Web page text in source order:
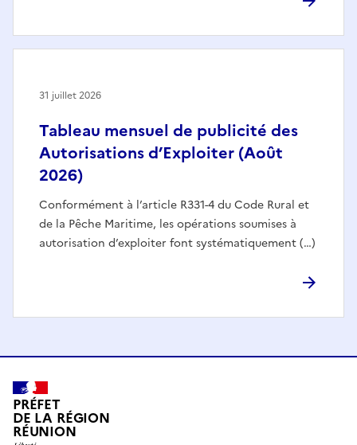
Tableau mensuel de publicité des
Autorisations d’Exploiter (Août
2026)
Conformément à l’article R331-4 du Code Rural et
de la Pêche Maritime, les opérations soumises à
autorisation d’exploiter font systématiquement (…)
31 juillet 2026
PRÉFET
DE LA RÉGION
RÉUNION